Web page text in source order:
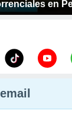
en